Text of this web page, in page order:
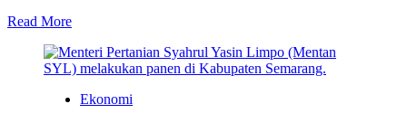
Read MoreRead
about
<strong>Setelah
Penggunaan
Ekonomi